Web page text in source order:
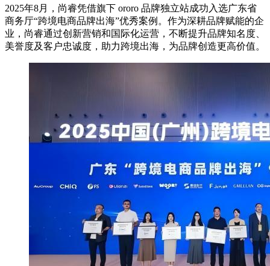
2025年8月，尚睿凭借旗下 ororo 品牌独立站成功入选广东省
商务厅“跨境电商品牌出海”优秀案例。作为深耕品牌赋能的企
业，尚睿通过创新营销和国际化运营，不断提升品牌知名度、
美誉度及客户忠诚度，助力跨境出海，为品牌创造更高价值。